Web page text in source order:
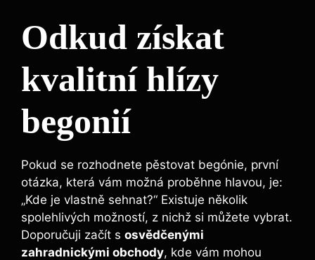
Odkud získat
kvalitní hlízy
begonií
Pokud se rozhodnete pěstovat begónie, první
otázka, která vám možná proběhne hlavou, je:
„Kde je vlastně sehnat?“ Existuje několik
spolehlivých možností, z nichž si můžete vybrat.
Doporučuji začít s osvědčenými
zahradnickými obchody, kde vám mohou